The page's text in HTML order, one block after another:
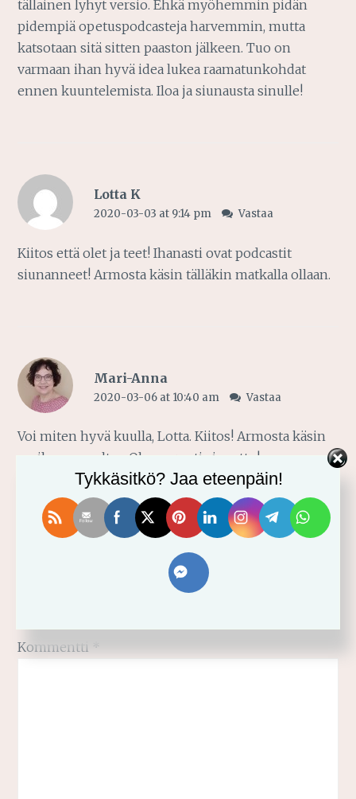
tällainen lyhyt versio. Ehkä myöhemmin pidän
pidempiä opetuspodcasteja harvemmin, mutta
katsotaan sitä sitten paaston jälkeen. Tuo on
varmaan ihan hyvä idea lukea raamatunkohdat
ennen kuuntelemista. Iloa ja siunausta sinulle!
Lotta K
2020-03-03 at 9:14 pm Vastaa
Kiitos että olet ja teet! Ihanasti ovat podcastit
siunanneet! Armosta käsin tälläkin matkalla ollaan.
Mari-Anna
2020-03-06 at 10:40 am Vastaa
Voi miten hyvä kuulla, Lotta. Kiitos! Armosta käsin
on ihanaa vaeltaa. Ole suuresti siunattu!
Vastaa
Sähköpostiosoitettasi ei julkaista.
Kommentti *
Tykkäsitkö? Jaa eteenpäin!